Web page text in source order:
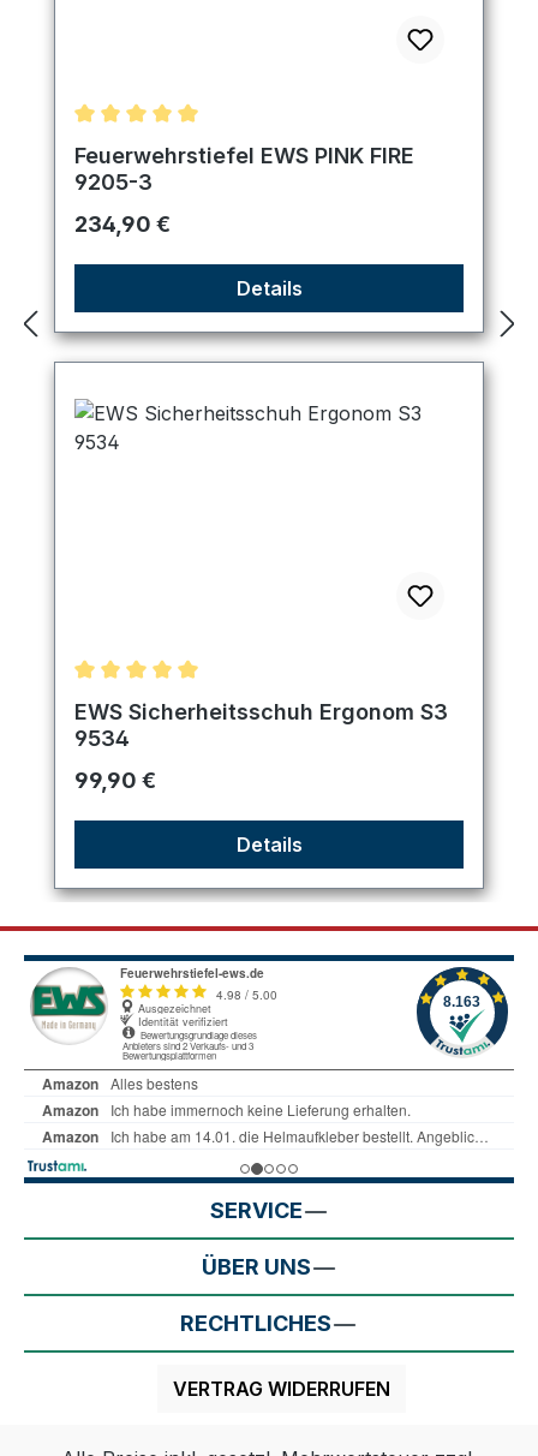
Durchschnittliche Bewertung von 5 von 5 Sternen
Feuerwehrstiefel EWS PINK FIRE
9205-3
Regulärer Preis:
234,90 €
Details
Durchschnittliche Bewertung von 5 von 5 Sternen
EWS Sicherheitsschuh Ergonom S3
9534
Regulärer Preis:
99,90 €
Details
SERVICE
ÜBER UNS
RECHTLICHES
VERTRAG WIDERRUFEN